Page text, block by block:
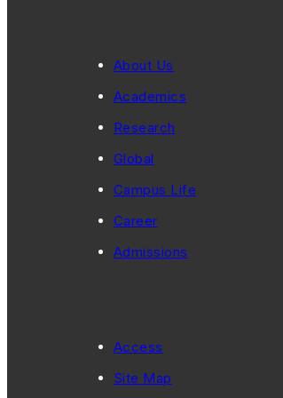
About Us
Academics
Research
Global
Campus Life
Career
Admissions
Access
Site Map